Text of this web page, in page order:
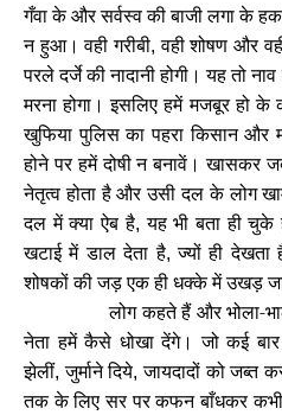
गँवा के और सर्वस्व की बाजी लगा के
न हुआ। वही गरीबी,वही शोषण और
परले दर्जे की नादानी होगी। यह तो
मरना होगा। इसलिए हमें मजबूर हो
खुफिया पुलिस का पहरा किसान और
होने पर हमें दोषी न बनावें। खासकर
नेतृत्व होता है और उसी दल के लोग
दल में क्या ऐब है,यह भी बता ही
खटाई में डाल देता है,ज्यों ही देखता
शोषकों की जड़ एक ही धक्के में उखड़
लोग कहते हैं और भोला-
नेता हमें कैसे धोखा देंगे। जो कई
झेलीं,जुर्माने दिये,जायदादों को जब्त
तक के लिए सर पर कफन बाँधकर